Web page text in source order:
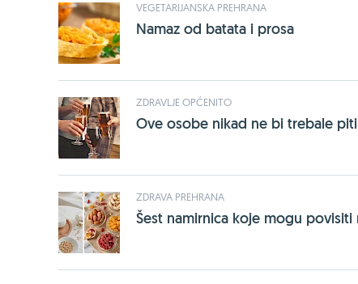
VEGETARIJANSKA PREHRANA
Namaz od batata i prosa
ZDRAVLJE OPĆENITO
Ove osobe nikad ne bi trebale
ZDRAVA PREHRANA
Šest namirnica koje mogu povisiti